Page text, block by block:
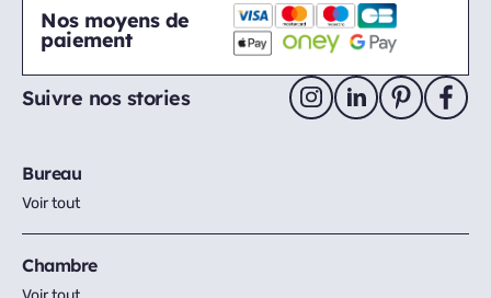
Nos moyens de
paiement
Suivre nos stories
Bureau
Voir tout
Chambre